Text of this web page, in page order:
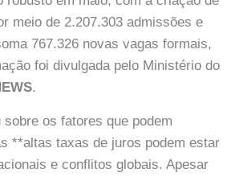
meio de 2.207.303 admissões e
767.326 novas vagas formais,
foi divulgada pelo Ministério do
.
os fatores que podem
**altas taxas de juros podem estar
e conflitos globais. Apesar